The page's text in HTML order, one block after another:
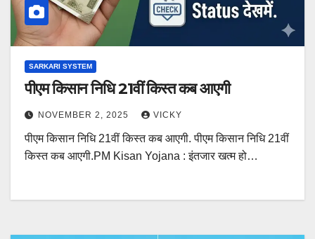
SARKARI SYSTEM
पीएम किसान निधि 21वीं किस्त कब आएगी
NOVEMBER 2, 2025 VICKY
पीएम किसान निधि 21वीं किस्त कब आएगी. पीएम किसान निधि 21वीं
किस्त कब आएगी.PM Kisan Yojana : इंतजार खत्म हो…